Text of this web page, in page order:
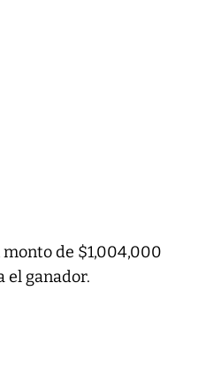
de $1,004,000
el ganador.